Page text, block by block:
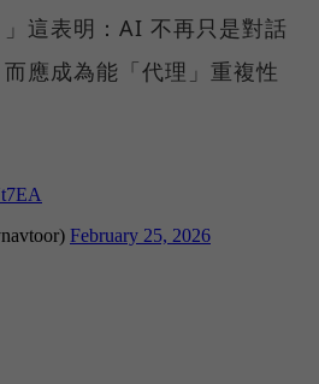
這表明：AI 不再只是對話
應成為能「代理」重複性